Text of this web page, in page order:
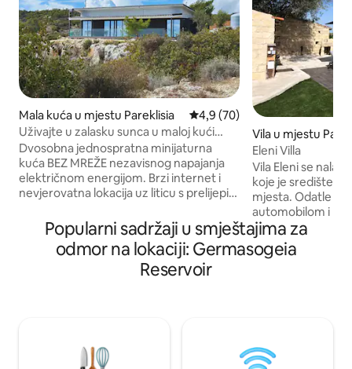
Mala kuća u mjestu Pareklisia Prosječna ocjena: 4,9 od 5,
4,9 (70)
Uživajte u zalasku sunca u maloj kući
Cliffside Seaview
Dvosobna jednospratna minijaturna
kuća BEZ MREŽE nezavisnog napajanja
električnom energijom. Brzi internet i
nevjerovatna lokacija uz liticu s prelijepim
minuta udaljen od Limassol Beach Roada
i u roku od nekoliko minuta od aktivnosti,
uključujući jahanje konja, streljaštvo
Skeet, Enduro ture, planinarenje, vinariju
Vila u mjestu
Eleni Villa
Vila Eleni se
koje je središte
mjesta. Odatle
automobilom i
Limassol 33 km,
Romiou 27 km,
20 km, Avdimou
dnevnim
ručavanje i može
Popularni sadržaji u smještajima za
odmor na lokaciji: Germasogeia
Reservoir